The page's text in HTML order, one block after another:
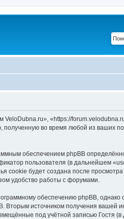
«https://
во время любой из ваших
обеспечением phpBB
пользователя (в дальнейшем
cookie будет создана после
удобство работы с форумами.
обеспечению phpBB, однако
Вторым источником получения вашей
под учётной записью Гостя